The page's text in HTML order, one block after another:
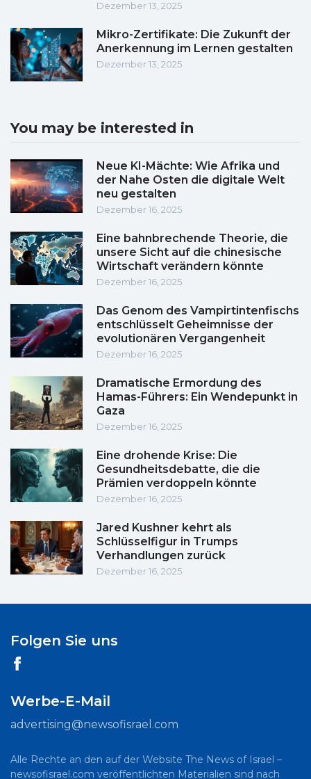
Dezember 13, 2025
Mikro-Zertifikate: Die Zukunft der
Anerkennung im Lernen gestalten
Dezember 13, 2025
You may be interested in
Neue KI-Mächte: Wie Afrika und
der Nahe Osten die digitale Welt
neu gestalten
Dezember 16, 2025
Eine bahnbrechende Theorie, die
unsere Sicht auf die chinesische
Wirtschaft verändern könnte
Dezember 16, 2025
Das Genom des Vampirtintenfischs
entschlüsselt Geheimnisse der
evolutionären Vergangenheit
Dezember 16, 2025
Dramatische Ermordung des
Hamas-Führers: Ein Wendepunkt in
Gaza
Dezember 16, 2025
Eine drohende Krise: Die
Gesundheitsdebatte, die die
Prämien verdoppeln könnte
Dezember 16, 2025
Jared Kushner kehrt als
Schlüsselfigur in Trumps
Verhandlungen zurück
Dezember 16, 2025
Folgen Sie uns
Werbe-E-Mail
advertising@newsofisrael.com
Alle Rechte an den auf der Website The News of Israel –
newsofisrael.com veröffentlichten Materialien sind nach